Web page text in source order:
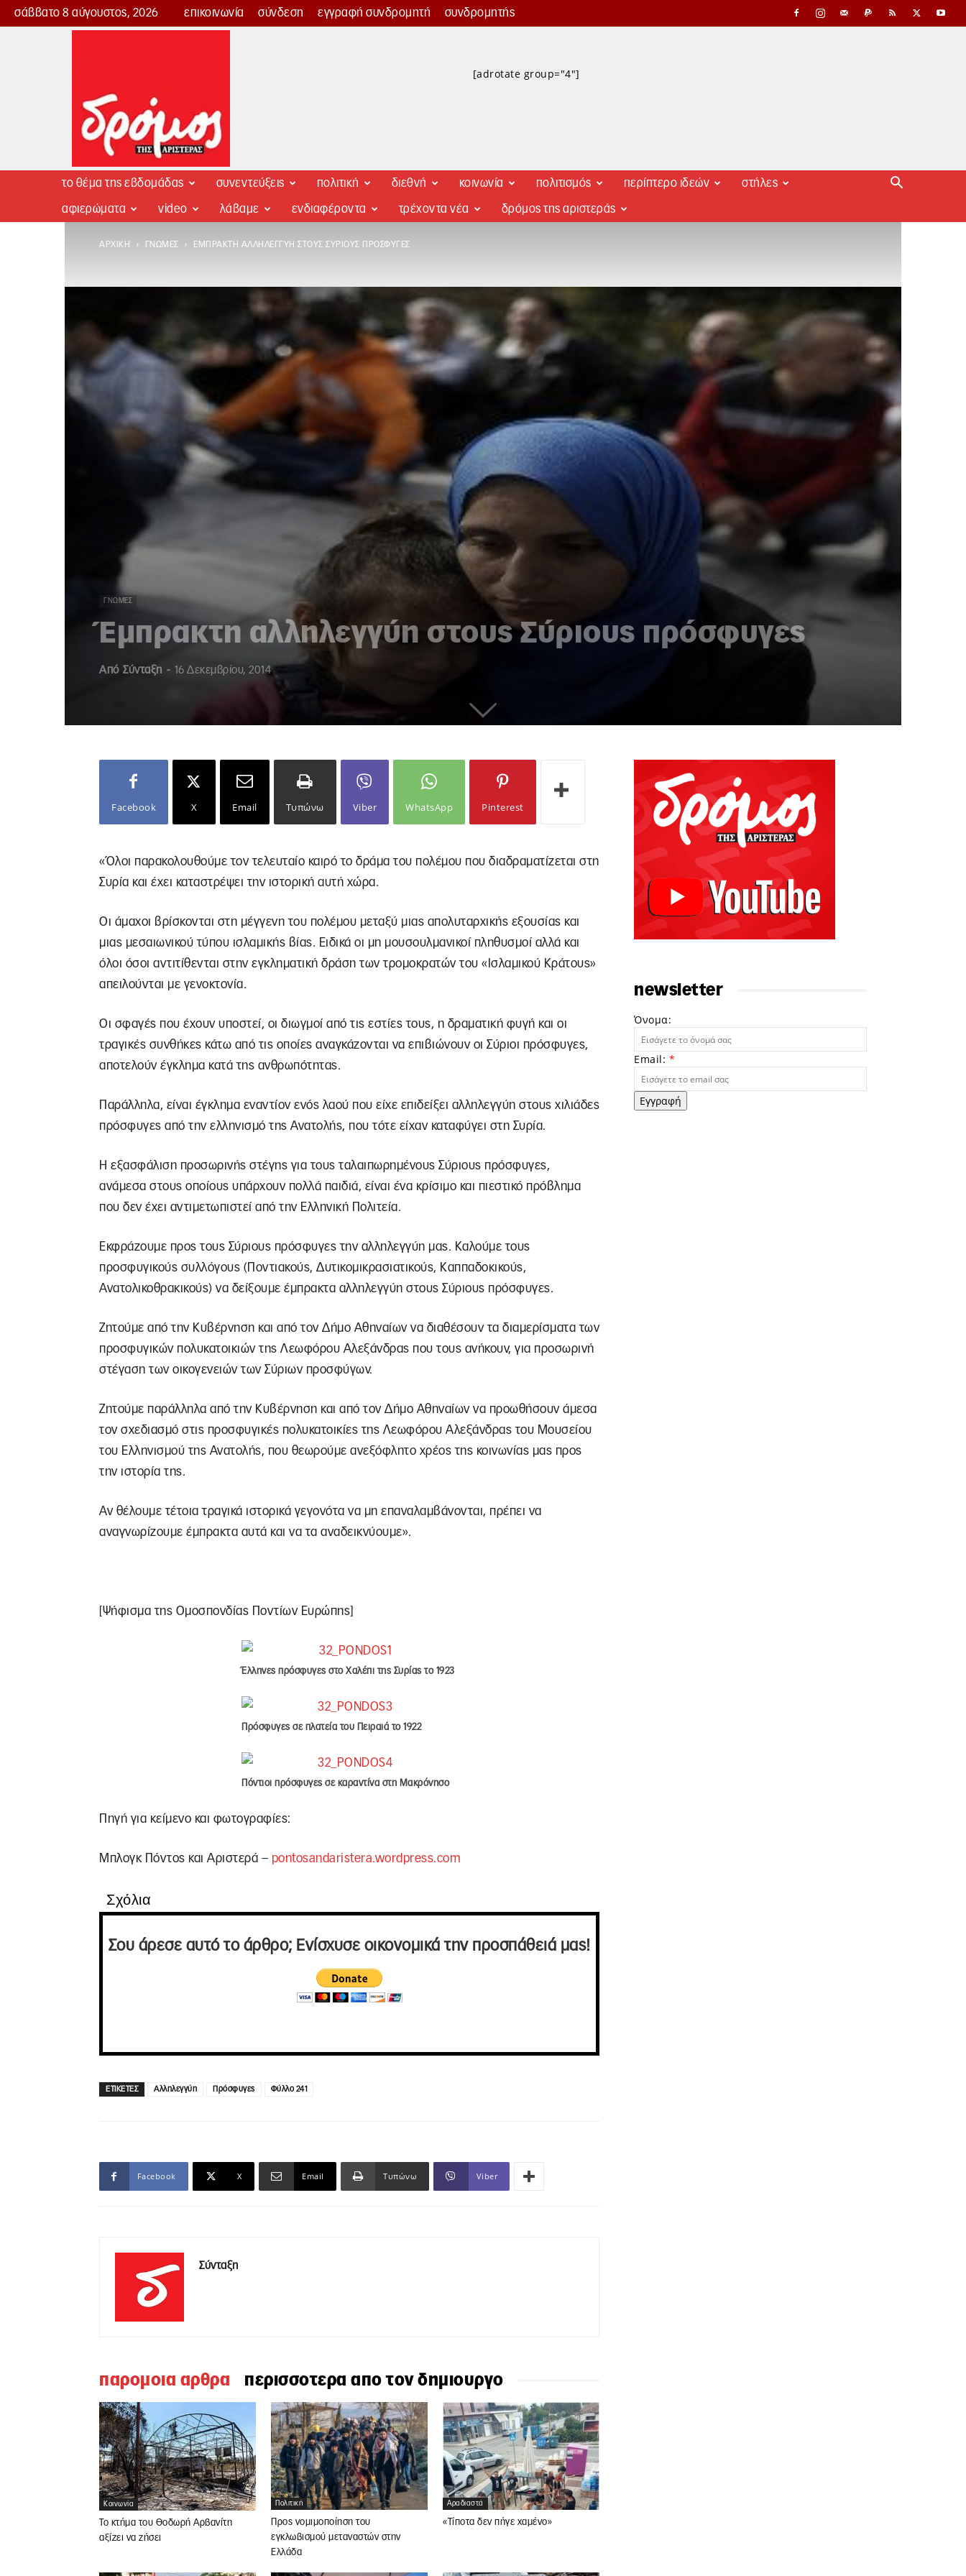
σάββατο 8 αύγουστος, 2026 επικοινωνία σύνδεση εγγραφή συνδρομητή συνδρομητής
Δρόμος
[adrotate group="4"]
το θέμα της εβδομάδας συνεντεύξεις πολιτική διεθνή κοινωνία πολιτισμός περίπτερο ιδεών στήλες
αφιερώματα video λάβαμε ενδιαφέροντα τρέχοντα νέα δρόμος της αριστεράς
ΑΡΧΙΚΉ ΓΝΏΜΕΣ ΈΜΠΡΑΚΤΗ ΑΛΛΗΛΕΓΓΎΗ ΣΤΟΥΣ ΣΎΡΙΟΥΣ ΠΡΌΣΦΥΓΕΣ
ΓΝΏΜΕΣ
Έμπρακτη αλληλεγγύη στους Σύριους πρόσφυγες
Από Σύνταξη - 16 Δεκεμβρίου, 2014
Facebook X Email Τυπώνω Viber WhatsApp Pinterest
«Όλοι παρακολουθούμε τον τελευταίο καιρό το δράμα του πολέμου που διαδραματίζεται στη
Συρία και έχει καταστρέψει την ιστορική αυτή χώρα.
Οι άμαχοι βρίσκονται στη μέγγενη του πολέμου μεταξύ μιας απολυταρχικής εξουσίας και
μιας μεσαιωνικού τύπου ισλαμικής βίας. Ειδικά οι μη μουσουλμανικοί πληθυσμοί αλλά και
όλοι όσοι αντιτίθενται στην εγκληματική δράση των τρομοκρατών του «Ισλαμικού Κράτους»
απειλούνται με γενοκτονία.
Οι σφαγές που έχουν υποστεί, οι διωγμοί από τις εστίες τους, η δραματική φυγή και οι
τραγικές συνθήκες κάτω από τις οποίες αναγκάζονται να επιβιώνουν οι Σύριοι πρόσφυγες,
αποτελούν έγκλημα κατά της ανθρωπότητας.
Παράλληλα, είναι έγκλημα εναντίον ενός λαού που είχε επιδείξει αλληλεγγύη στους χιλιάδες
πρόσφυγες από την ελληνισμό της Ανατολής, που τότε είχαν καταφύγει στη Συρία.
Η εξασφάλιση προσωρινής στέγης για τους ταλαιπωρημένους Σύριους πρόσφυγες,
ανάμεσα στους οποίους υπάρχουν πολλά παιδιά, είναι ένα κρίσιμο και πιεστικό πρόβλημα
που δεν έχει αντιμετωπιστεί από την Ελληνική Πολιτεία.
Εκφράζουμε προς τους Σύριους πρόσφυγες την αλληλεγγύη μας. Καλούμε τους
προσφυγικούς συλλόγους (Ποντιακούς, Δυτικομικρασιατικούς, Καππαδοκικούς,
Ανατολικοθρακικούς) να δείξουμε έμπρακτα αλληλεγγύη στους Σύριους πρόσφυγες.
Ζητούμε από την Κυβέρνηση και από τον Δήμο Αθηναίων να διαθέσουν τα διαμερίσματα των
προσφυγικών πολυκατοικιών της Λεωφόρου Αλεξάνδρας που τους ανήκουν, για προσωρινή
στέγαση των οικογενειών των Σύριων προσφύγων.
Ζητούμε παράλληλα από την Κυβέρνηση και από τον Δήμο Αθηναίων να προωθήσουν άμεσα
τον σχεδιασμό στις προσφυγικές πολυκατοικίες της Λεωφόρου Αλεξάνδρας του Μουσείου
του Ελληνισμού της Ανατολής, που θεωρούμε ανεξόφλητο χρέος της κοινωνίας μας προς
την ιστορία της.
Αν θέλουμε τέτοια τραγικά ιστορικά γεγονότα να μη επαναλαμβάνονται, πρέπει να
αναγνωρίζουμε έμπρακτα αυτά και να τα αναδεικνύουμε».
[Ψήφισμα της Ομοσπονδίας Ποντίων Ευρώπης]
Έλληνες πρόσφυγες στο Χαλέπι της Συρίας το 1923
Πρόσφυγες σε πλατεία του Πειραιά το 1922
Πόντιοι πρόσφυγες σε καραντίνα στη Μακρόνησο
Πηγή για κείμενο και φωτογραφίες:
Μπλογκ Πόντος και Αριστερά – pontosandaristera.wordpress.com
Σχόλια
Σου άρεσε αυτό το άρθρο; Ενίσχυσε οικονομικά την προσπάθειά μας!
ΕΤΙΚΕΤΕΣ Αλληλεγγύη Πρόσφυγες Φύλλο 241
Facebook X Email Τυπώνω Viber
Σύνταξη
παρομοια αρθρα περισσοτερα απο τον δημιουργο
Κοινωνία
Το κτήμα του Θοδωρή Αρβανίτη
αξίζει να ζήσει
Πολιτική
Προς νομιμοποίηση του
εγκλωβισμού μεταναστών στην
Ελλάδα
Αραδιαστά
«Τίποτα δεν πήγε χαμένο»
newsletter
Όνομα:
Email: *
Εγγραφή